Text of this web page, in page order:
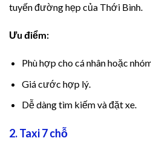
tuyến đường hẹp của Thới Bình.
Ưu điểm:
Phù hợp cho cá nhân hoặc
Giá cước hợp lý.
Dễ dàng tìm kiếm và đặt xe.
2. Taxi 7 chỗ